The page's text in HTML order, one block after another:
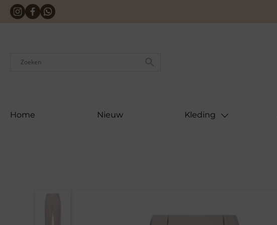
Skip
Home Nieuw Kleding